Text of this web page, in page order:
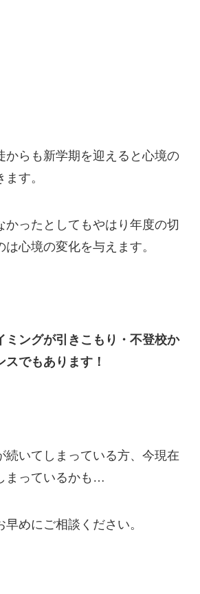
からも新学期を迎えると心境の
す。
かったとしてもやはり年度の切
は心境の変化を与えます。
ミングが引きこもり・不登校か
スでもあります！
続いてしまっている方、今現在
まっているかも…
早めにご相談ください。